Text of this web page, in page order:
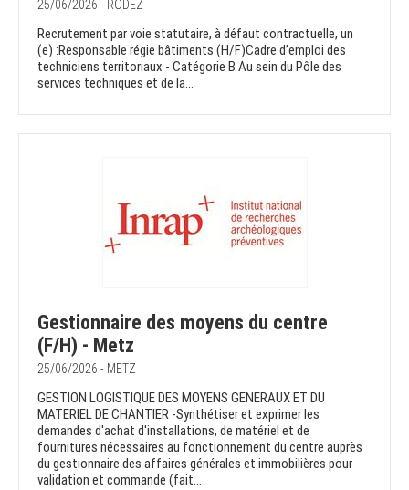
25/06/2026 - RODEZ
Recrutement par voie statutaire, à défaut contractuelle, un
(e) :Responsable régie bâtiments (H/F)Cadre d’emploi des
techniciens territoriaux - Catégorie B Au sein du Pôle des
services techniques et de la...
Gestionnaire des moyens du centre
(F/H) - Metz
25/06/2026 - METZ
GESTION LOGISTIQUE DES MOYENS GENERAUX ET DU
MATERIEL DE CHANTIER -Synthétiser et exprimer les
demandes d'achat d'installations, de matériel et de
fournitures nécessaires au fonctionnement du centre auprès
du gestionnaire des affaires générales et immobilières pour
validation et commande (fait...